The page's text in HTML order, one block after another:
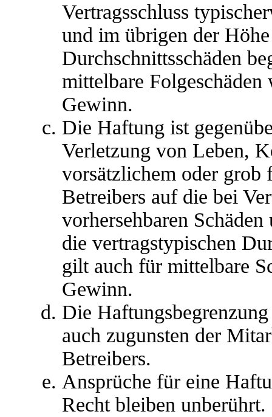
Vertragsschluss
und im übrigen der
Durchschnittsschäden
mittelbare Folgeschäden
Gewinn.
Die Haftung ist
Verletzung von Leben,
vorsätzlichem oder grob
Betreibers auf die bei
vorhersehbaren
die vertragstypischen
gilt auch für mittelbare
Gewinn.
Die
auch zugunsten der
Betreibers.
Ansprüche für eine
Recht bleiben unberührt.